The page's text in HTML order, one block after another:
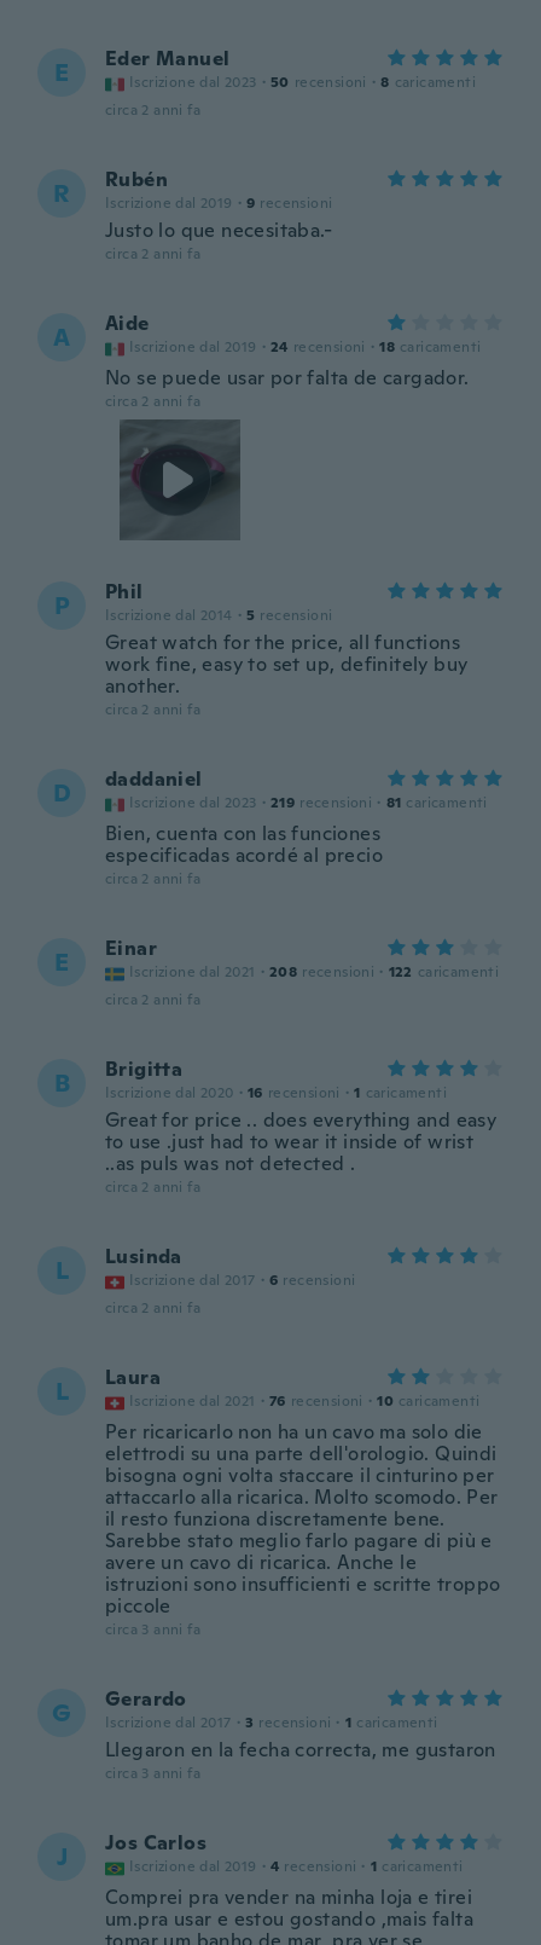
E Eder Manuel
Iscrizione dal 2023 · 50 recensioni · 8 caricamenti
circa 2 anni fa
R Rubén
Iscrizione dal 2019 · 9 recensioni
Justo lo que necesitaba.-
circa 2 anni fa
A Aide
Iscrizione dal 2019 · 24 recensioni · 18 caricamenti
No se puede usar por falta de cargador.
circa 2 anni fa
P Phil
Iscrizione dal 2014 · 5 recensioni
Great watch for the price, all functions
work fine, easy to set up, definitely buy
another.
circa 2 anni fa
D daddaniel
Iscrizione dal 2023 · 219 recensioni · 81 caricamenti
Bien, cuenta con las funciones
especificadas acordé al precio
circa 2 anni fa
E Einar
Iscrizione dal 2021 · 208 recensioni · 122 caricamenti
circa 2 anni fa
B Brigitta
Iscrizione dal 2020 · 16 recensioni · 1 caricamenti
Great for price .. does everything and easy
to use .just had to wear it inside of wrist
..as puls was not detected .
circa 2 anni fa
L Lusinda
Iscrizione dal 2017 · 6 recensioni
circa 2 anni fa
L Laura
Iscrizione dal 2021 · 76 recensioni · 10 caricamenti
Per ricaricarlo non ha un cavo ma solo die
elettrodi su una parte dell'orologio. Quindi
bisogna ogni volta staccare il cinturino per
attaccarlo alla ricarica. Molto scomodo. Per
il resto funziona discretamente bene.
Sarebbe stato meglio farlo pagare di più e
avere un cavo di ricarica. Anche le
istruzioni sono insufficienti e scritte troppo
piccole
circa 3 anni fa
G Gerardo
Iscrizione dal 2017 · 3 recensioni · 1 caricamenti
Llegaron en la fecha correcta, me gustaron
circa 3 anni fa
J Jos Carlos
Iscrizione dal 2019 · 4 recensioni · 1 caricamenti
Comprei pra vender na minha loja e tirei
um.pra usar e estou gostando ,mais falta